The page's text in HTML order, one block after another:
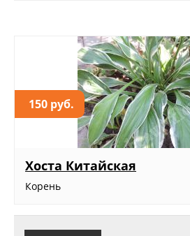
150 руб.
Хоста Китайская
Корень